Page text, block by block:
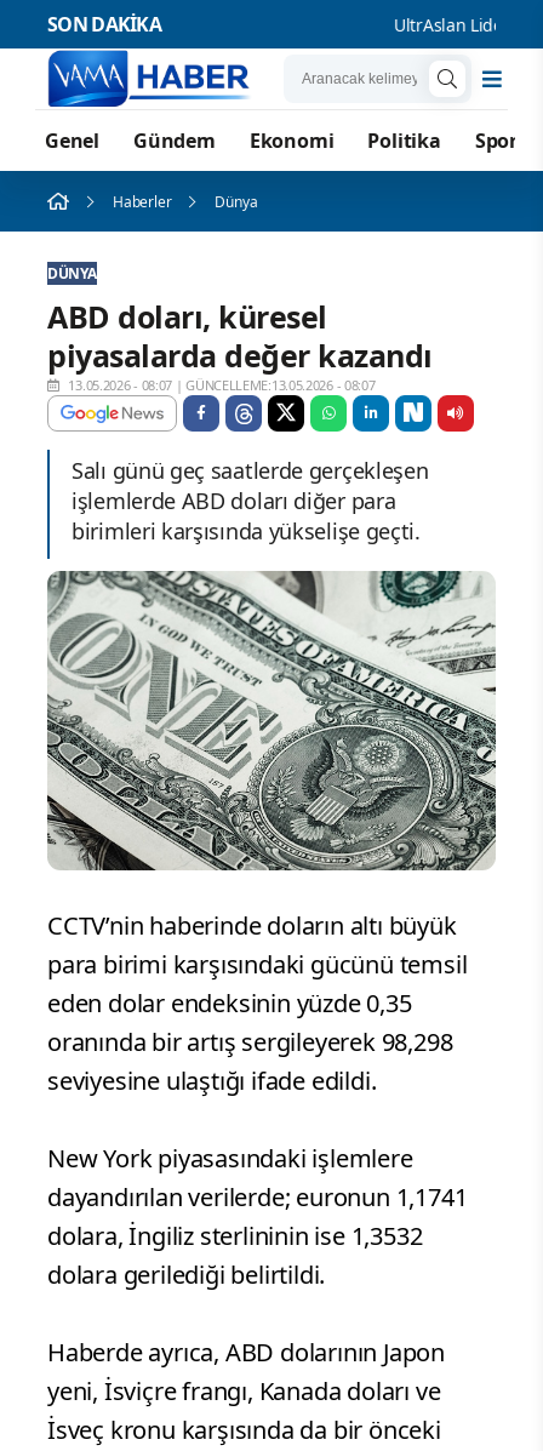
SON DAKİKA UltrAslan Lideri
Genel Gündem Ekonomi Politika Spor
Haberler Dünya
DÜNYA
ABD doları, küresel
piyasalarda değer kazandı
13.05.2026 - 08:07 |GÜNCELLEME:13.05.2026 - 08:07
Salı günü geç saatlerde gerçekleşen
işlemlerde ABD doları diğer para
birimleri karşısında yükselişe geçti.
CCTV’nin haberinde doların altı büyük
para birimi karşısındaki gücünü temsil
eden dolar endeksinin yüzde 0,35
oranında bir artış sergileyerek 98,298
seviyesine ulaştığı ifade edildi.
New York piyasasındaki işlemlere
dayandırılan verilerde; euronun 1,1741
dolara, İngiliz sterlininin ise 1,3532
dolara gerilediği belirtildi.
Haberde ayrıca, ABD dolarının Japon
yeni, İsviçre frangı, Kanada doları ve
İsveç kronu karşısında da bir önceki